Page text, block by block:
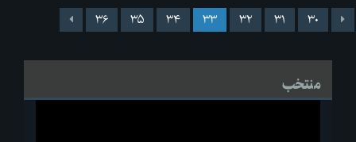
۳۰ ۳۱ ۳۲ ۳۳ ۳۴ ۳۵ ۳۶
منتخب